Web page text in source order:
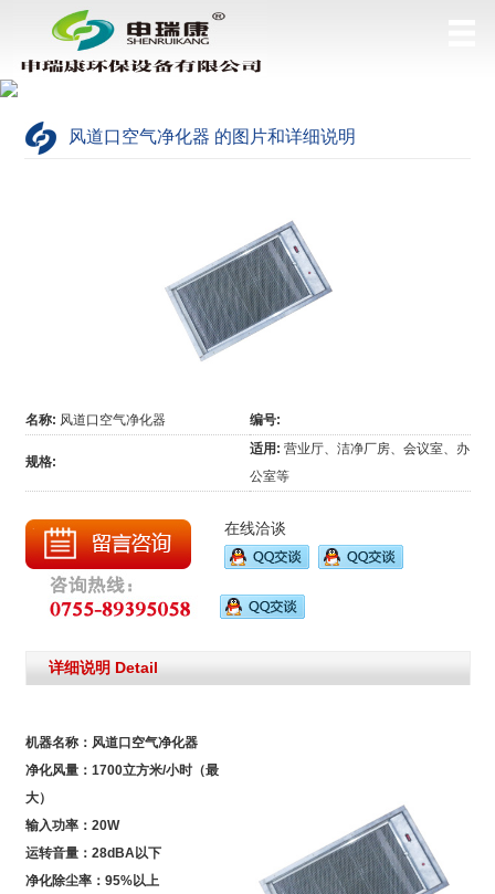
风道口空气净化器 的图片和详细说明
名称: 风道口空气净化器 编号:
规格:
适用: 营业厅、洁净厂房、会议室、办
公室等
在线洽谈
详细说明 Detail
机器名称：风道口空气净化器
净化风量：1700立方米/小时（最
大）
输入功率：20W
运转音量：28dBA以下
净化除尘率：95%以上